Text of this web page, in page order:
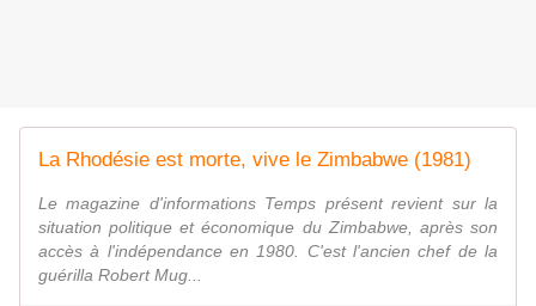
La Rhodésie est morte, vive le Zimbabwe (1981)
Le magazine d'informations Temps présent revient sur la
situation politique et économique du Zimbabwe, après son
accès à l'indépendance en 1980. C'est l'ancien chef de la
guérilla Robert Mug...